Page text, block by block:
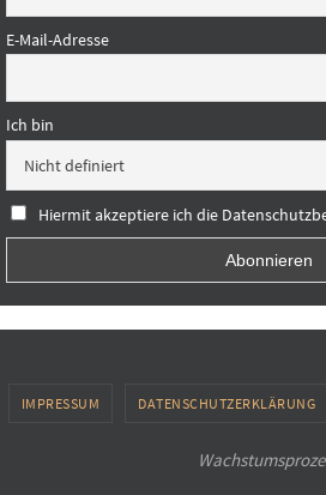
E-Mail-Adresse
Ich bin
Hiermit akzeptiere ich die
IMPRESSUM DATENSCHUTZERKLÄRUNG